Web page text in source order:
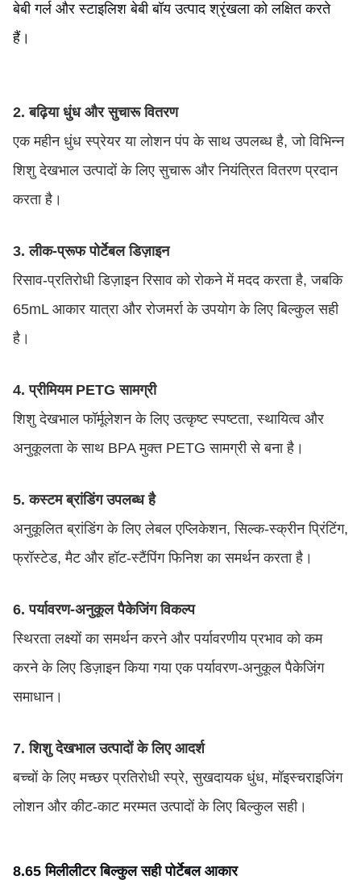
बेबी गर्ल और स्टाइलिश बेबी बॉय उत्पाद श्रृंखला को लक्षित करते
हैं।
2. बढ़िया धुंध और सुचारू वितरण
एक महीन धुंध स्प्रेयर या लोशन पंप के साथ उपलब्ध है, जो विभिन्न
शिशु देखभाल उत्पादों के लिए सुचारू और नियंत्रित वितरण प्रदान
करता है।
3. लीक-प्रूफ पोर्टेबल डिज़ाइन
रिसाव-प्रतिरोधी डिज़ाइन रिसाव को रोकने में मदद करता है, जबकि
65mL आकार यात्रा और रोजमर्रा के उपयोग के लिए बिल्कुल सही
है।
4. प्रीमियम PETG सामग्री
शिशु देखभाल फॉर्मूलेशन के लिए उत्कृष्ट स्पष्टता, स्थायित्व और
अनुकूलता के साथ BPA मुक्त PETG सामग्री से बना है।
5. कस्टम ब्रांडिंग उपलब्ध है
अनुकूलित ब्रांडिंग के लिए लेबल एप्लिकेशन, सिल्क-स्क्रीन प्रिंटिंग,
फ्रॉस्टेड, मैट और हॉट-स्टैंपिंग फिनिश का समर्थन करता है।
6. पर्यावरण-अनुकूल पैकेजिंग विकल्प
स्थिरता लक्ष्यों का समर्थन करने और पर्यावरणीय प्रभाव को कम
करने के लिए डिज़ाइन किया गया एक पर्यावरण-अनुकूल पैकेजिंग
समाधान।
7. शिशु देखभाल उत्पादों के लिए आदर्श
बच्चों के लिए मच्छर प्रतिरोधी स्प्रे, सुखदायक धुंध, मॉइस्चराइजिंग
लोशन और कीट-काट मरम्मत उत्पादों के लिए बिल्कुल सही।
8.65 मिलीलीटर बिल्कुल सही पोर्टेबल आकार